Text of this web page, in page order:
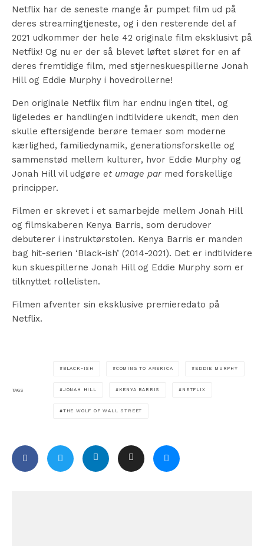
Netflix har de seneste mange år pumpet film ud på
deres streamingtjeneste, og i den resterende del af
2021 udkommer der hele 42 originale film eksklusivt på
Netflix! Og nu er der så blevet løftet sløret for en af
deres fremtidige film, med stjerneskuespillerne Jonah
Hill og Eddie Murphy i hovedrollerne!
Den originale Netflix film har endnu ingen titel, og
ligeledes er handlingen indtilvidere ukendt, men den
skulle eftersigende berøre temaer som moderne
kærlighed, familiedynamik, generationsforskelle og
sammenstød mellem kulturer, hvor Eddie Murphy og
Jonah Hill vil udgøre et umage par med forskellige
principper.
Filmen er skrevet i et samarbejde mellem Jonah Hill
og filmskaberen Kenya Barris, som derudover
debuterer i instruktørstolen. Kenya Barris er manden
bag hit-serien ‘Black-ish’ (2014-2021). Det er indtilvidere
kun skuespillerne Jonah Hill og Eddie Murphy som er
tilknyttet rollelisten.
Filmen afventer sin eksklusive premieredato på
Netflix.
TAGS
BLACK-ISH COMING TO AMERICA EDDIE MURPHY
JONAH HILL KENYA BARRIS NETFLIX
THE WOLF OF WALL STREET